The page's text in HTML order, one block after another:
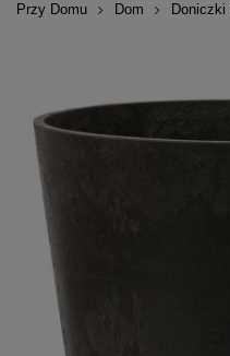
Przy Domu Dom Doniczki